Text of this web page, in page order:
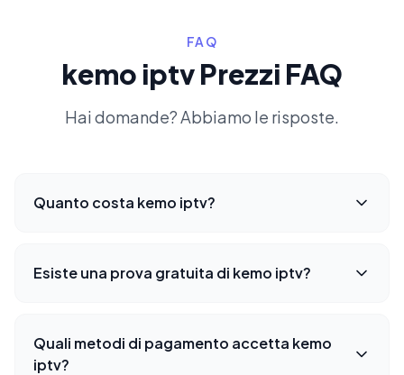
FAQ
kemo iptv Prezzi FAQ
Hai domande? Abbiamo le risposte.
Quanto costa kemo iptv?
Esiste una prova gratuita di kemo iptv?
Quali metodi di pagamento accetta kemo
iptv?